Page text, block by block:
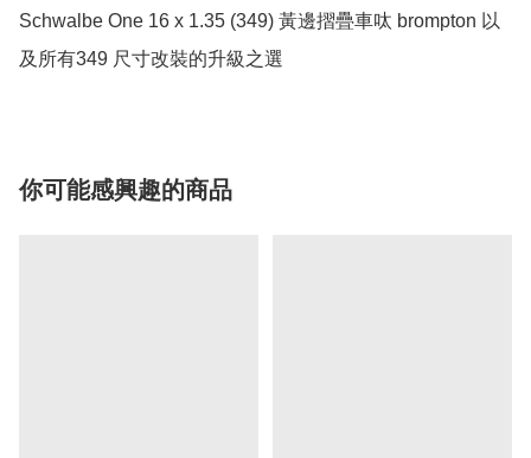
Schwalbe One 16 x 1.35 (349) 黃邊摺疊車呔 brompton 以
及所有349 尺寸改裝的升級之選
你可能感興趣的商品